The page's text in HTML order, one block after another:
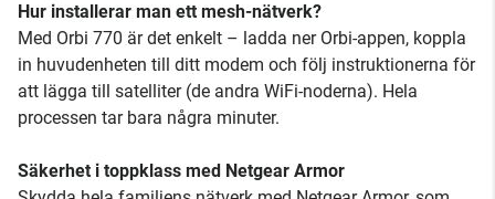
Hur installerar man ett mesh-nätverk?
Med Orbi 770 är det enkelt – ladda ner Orbi-appen, koppla
in huvudenheten till ditt modem och följ instruktionerna för
att lägga till satelliter (de andra WiFi-noderna). Hela
processen tar bara några minuter.
Säkerhet i toppklass med Netgear Armor